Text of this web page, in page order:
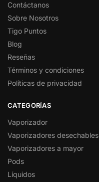
Contáctanos
Sobre Nosotros
Tigo Puntos
Blog
Reseñas
Términos y condiciones
Políticas de privacidad
CATEGORÍAS
Vaporizador
Vaporizadores desechables
Vaporizadores a mayor
Pods
Líquidos